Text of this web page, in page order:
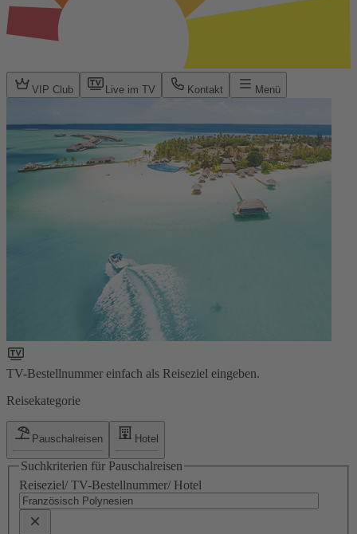
VIP Club Live im TV Kontakt Menü
TV-Bestellnummer einfach als Reiseziel eingeben.
Reisekategorie
Pauschalreisen Hotel
Suchkriterien für Pauschalreisen
Reiseziel/ TV-Bestellnummer/ Hotel